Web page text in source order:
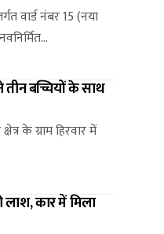
वार्ड नंबर 15 (नया
तीन बच्चियों के साथ
के ग्राम हिरवार में
कार में मिला